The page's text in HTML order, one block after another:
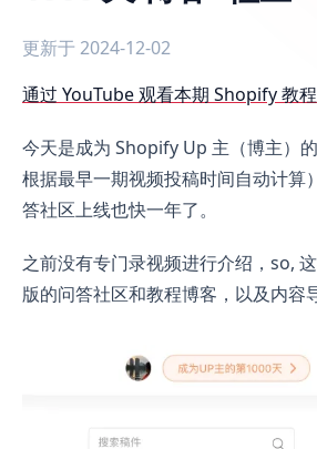
更新于 2024-12-02
第 168 期 成为 Shopify Up 主 1000
通过 YouTube 观看本期 Shopify 教程
今天是成为 Shopify Up 主（博主）
根据最早一期视频投稿时间自动计算
答社区上线也快一年了。
之前没有专门录视频进行介绍，so,
版的问答社区和教程博客，以及内容